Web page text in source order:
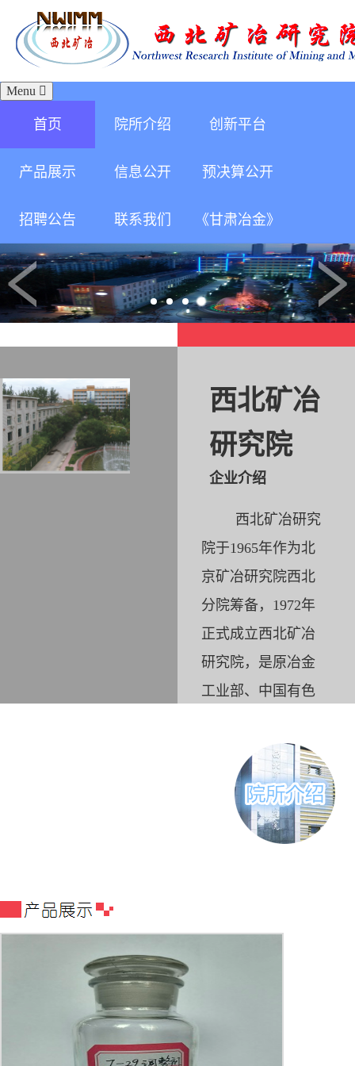
Menu
首页 院所介绍 创新平台
产品展示 信息公开 预决算公开
招聘公告 联系我们 《甘肃冶金》
西北矿冶
研究院
企业介绍
西北矿冶研究
院于1965年作为北
京矿冶研究院西北
分院筹备，1972年
正式成立西北矿冶
研究院，是原冶金
工业部、中国有色
属重点科研院所，
是西北地区唯一一
所综合性矿冶研究
院，2008年被认定